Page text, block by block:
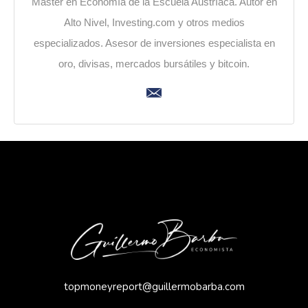
Alto Nivel, Investing.com y otros medios
especializados. Asesor de inversiones especialista en
oro, divisas, mercados bursátiles y bitcoin.
topmoneyreport@guillermobarba.com